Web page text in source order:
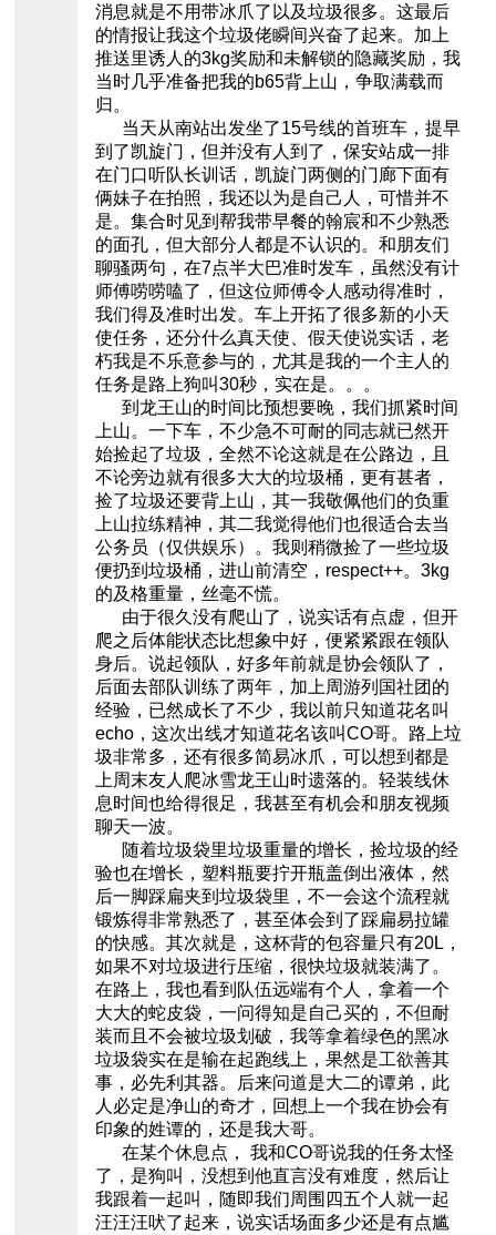
消息就是不用带冰爪了以及垃圾很多。这最后
的情报让我这个垃圾佬瞬间兴奋了起来。加上
推送里诱人的3kg奖励和未解锁的隐藏奖励，我
当时几乎准备把我的b65背上山，争取满载而
归。
当天从南站出发坐了15号线的首班车，提早
到了凯旋门，但并没有人到了，保安站成一排
在门口听队长训话，凯旋门两侧的门廊下面有
俩妹子在拍照，我还以为是自己人，可惜并不
是。集合时见到帮我带早餐的翰宸和不少熟悉
的面孔，但大部分人都是不认识的。和朋友们
聊骚两句，在7点半大巴准时发车，虽然没有计
师傅唠唠嗑了，但这位师傅令人感动得准时，
我们得及准时出发。车上开拓了很多新的小天
使任务，还分什么真天使、假天使说实话，老
朽我是不乐意参与的，尤其是我的一个主人的
任务是路上狗叫30秒，实在是。。。
到龙王山的时间比预想要晚，我们抓紧时间
上山。一下车，不少急不可耐的同志就已然开
始捡起了垃圾，全然不论这就是在公路边，且
不论旁边就有很多大大的垃圾桶，更有甚者，
捡了垃圾还要背上山，其一我敬佩他们的负重
上山拉练精神，其二我觉得他们也很适合去当
公务员（仅供娱乐）。我则稍微捡了一些垃圾
便扔到垃圾桶，进山前清空，respect++。3kg
的及格重量，丝毫不慌。
由于很久没有爬山了，说实话有点虚，但开
爬之后体能状态比想象中好，便紧紧跟在领队
身后。说起领队，好多年前就是协会领队了，
后面去部队训练了两年，加上周游列国社团的
经验，已然成长了不少，我以前只知道花名叫
echo，这次出线才知道花名该叫CO哥。路上垃
圾非常多，还有很多简易冰爪，可以想到都是
上周末友人爬冰雪龙王山时遗落的。轻装线休
息时间也给得很足，我甚至有机会和朋友视频
聊天一波。
随着垃圾袋里垃圾重量的增长，捡垃圾的经
验也在增长，塑料瓶要拧开瓶盖倒出液体，然
后一脚踩扁夹到垃圾袋里，不一会这个流程就
锻炼得非常熟悉了，甚至体会到了踩扁易拉罐
的快感。其次就是，这杯背的包容量只有20L，
如果不对垃圾进行压缩，很快垃圾就装满了。
在路上，我也看到队伍远端有个人，拿着一个
大大的蛇皮袋，一问得知是自己买的，不但耐
装而且不会被垃圾划破，我等拿着绿色的黑冰
垃圾袋实在是输在起跑线上，果然是工欲善其
事，必先利其器。后来问道是大二的谭弟，此
人必定是净山的奇才，回想上一个我在协会有
印象的姓谭的，还是我大哥。
在某个休息点， 我和CO哥说我的任务太怪
了，是狗叫，没想到他直言没有难度，然后让
我跟着一起叫，随即我们周围四五个人就一起
汪汪汪吠了起来，说实话场面多少还是有点尴